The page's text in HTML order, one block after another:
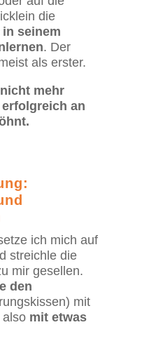
die
seinem
. Der
als erster.
mehr
an
ich mich auf
streichle die
mir gesellen.
den
mit
also mit etwas